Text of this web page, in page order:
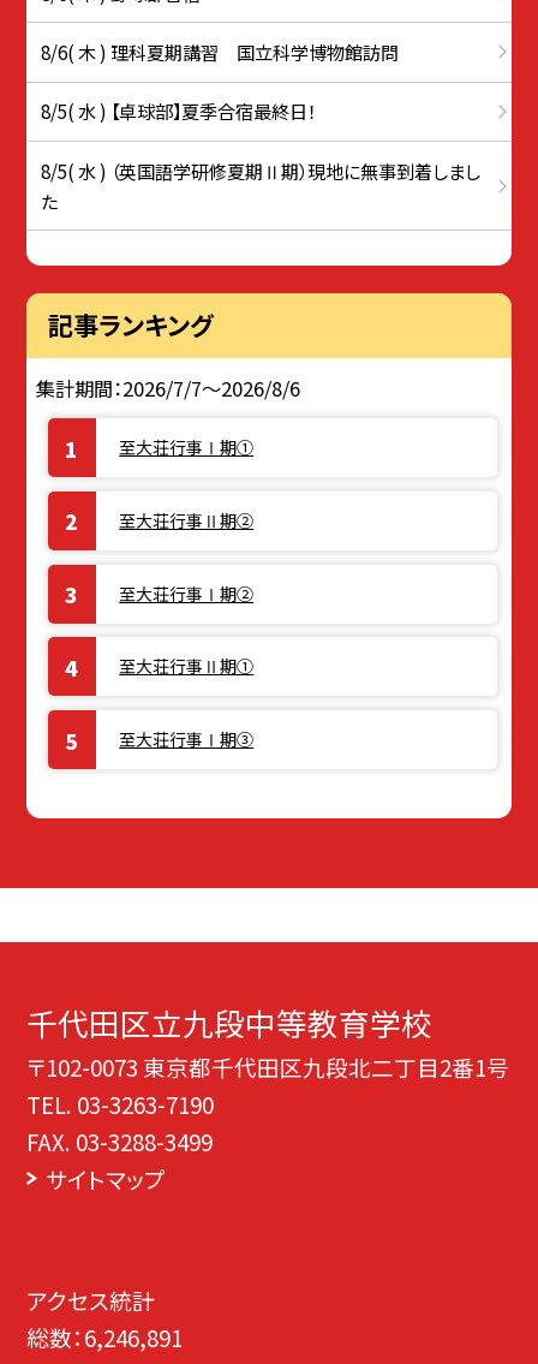
8/6( 木 ) 理科夏期講習 国立科学博物館訪問
8/5( 水 ) 【卓球部】夏季合宿最終日！
8/5( 水 ) （英国語学研修夏期Ⅱ期）現地に無事到着しまし
た
記事ランキング
集計期間：2026/7/7～2026/8/6
至大荘行事Ⅰ期①
至大荘行事Ⅱ期②
至大荘行事Ⅰ期②
至大荘行事Ⅱ期①
至大荘行事Ⅰ期③
千代田区立九段中等教育学校
〒102-0073 東京都千代田区九段北二丁目2番1号
TEL. 03-3263-7190
FAX. 03-3288-3499
サイトマップ
アクセス統計
総数：6,246,891